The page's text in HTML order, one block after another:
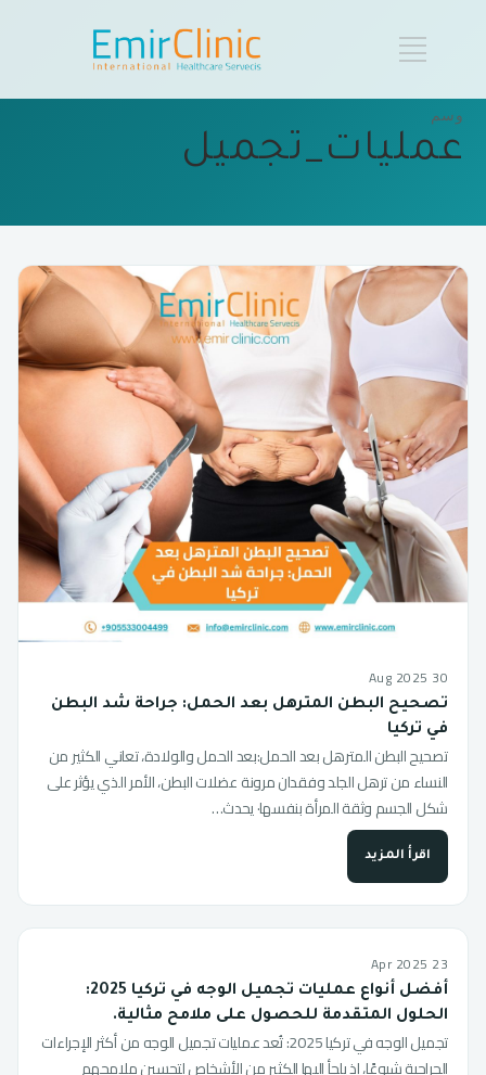
وسم
عمليات_تجميل
30 Aug 2025
تصحيح البطن المترهل بعد الحمل: جراحة شد البطن
في تركيا
تصحيح البطن المترهل بعد الحمل:بعد الحمل والولادة، تعاني الكثير من
النساء من ترهل الجلد وفقدان مرونة عضلات البطن، الأمر الذي يؤثر على
شكل الجسم وثقة المرأة بنفسها· يحدث…
اقرأ المزيد
23 Apr 2025
أفضل أنواع عمليات تجميل الوجه في تركيا 2025:
الحلول المتقدمة للحصول على ملامح مثالية.
تجميل الوجه في تركيا 2025: تُعد عمليات تجميل الوجه من أكثر الإجراءات
الجراحية شيوعًا، إذ يلجأ إليها الكثير من الأشخاص لتحسين ملامحهم